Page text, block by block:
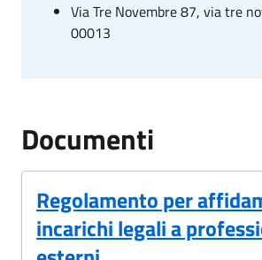
Via Tre Novembre 87, via tre
00013
Documenti
Regolamento per
incarichi legali a